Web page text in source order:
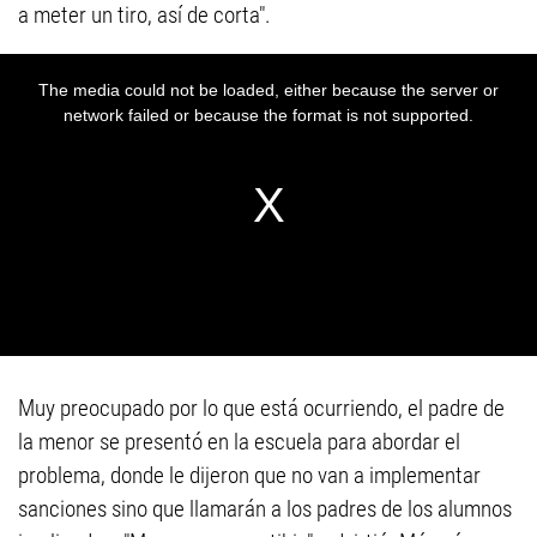
a meter un tiro, así de corta".
Muy preocupado por lo que está ocurriendo, el padre de
la menor se presentó en la escuela para abordar el
problema, donde le dijeron que no van a implementar
sanciones sino que llamarán a los padres de los alumnos